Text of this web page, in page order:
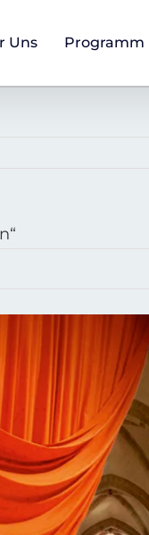
Uns Programm